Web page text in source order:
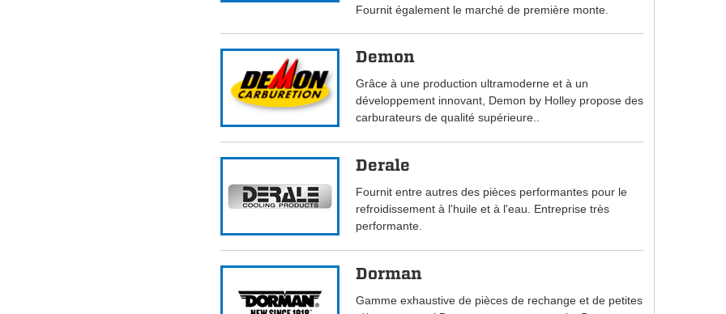
Fournit également le marché de première monte.
Demon
Grâce à une production ultramoderne et à un
développement innovant, Demon by Holley propose des
carburateurs de qualité supérieure..
Derale
Fournit entre autres des pièces performantes pour le
refroidissement à l'huile et à l'eau. Entreprise très
performante.
Dorman
Gamme exhaustive de pièces de rechange et de petites